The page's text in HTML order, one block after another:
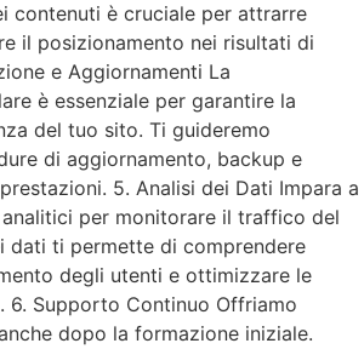
contenuti è cruciale per attrarre
il posizionamento nei risultati di
e Aggiornamenti La
è essenziale per garantire la
del tuo sito. Ti guideremo
di aggiornamento, backup e
5. Analisi dei Dati Impara a
per monitorare il traffico del
dati ti permette di comprendere
degli utenti e ottimizzare le
6. Supporto Continuo Offriamo
dopo la formazione iniziale.